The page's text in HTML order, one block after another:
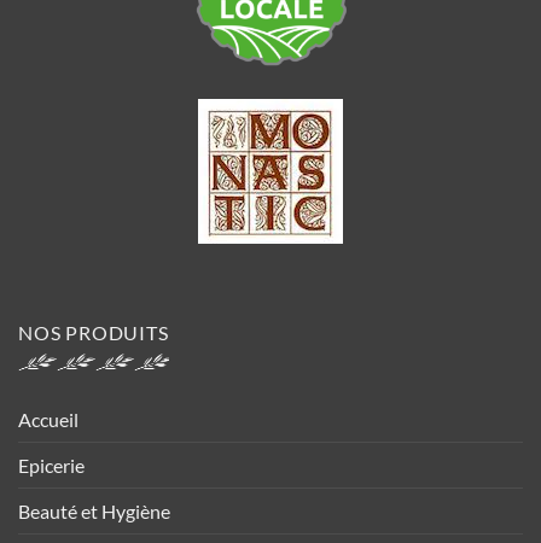
NOS PRODUITS
Accueil
Epicerie
Beauté et Hygiène